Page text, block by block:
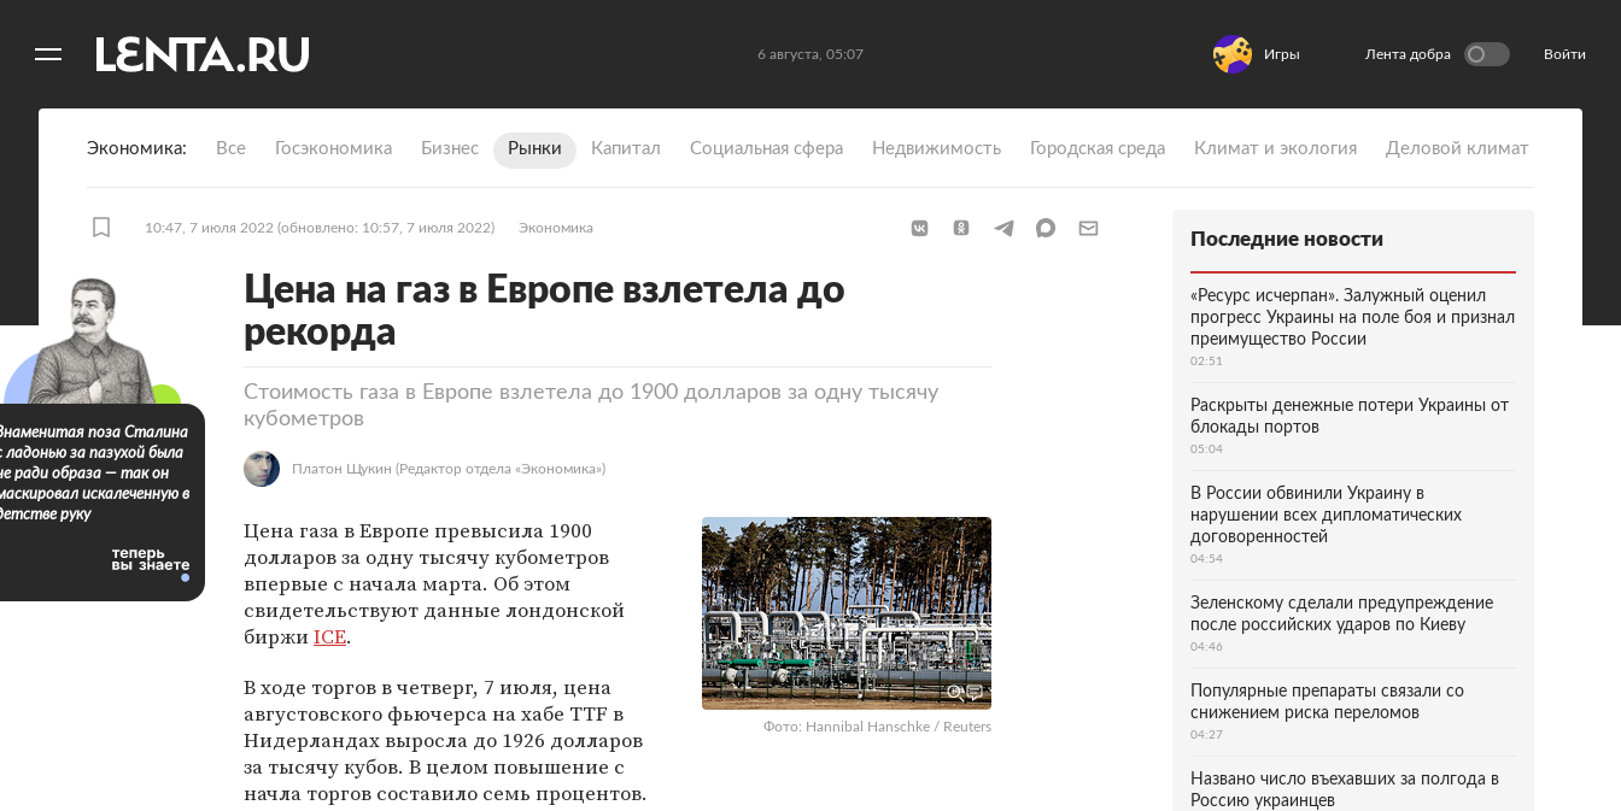
6 августа, 05:07 Игры Лента добра Войти
Экономика Все Госэкономика Бизнес Рынки Капитал Социальная сфера Недвижимость Городская среда Климат и экология Деловой климат
10:47, 7 июля 2022 (обновлено: 10:57, 7 июля 2022) Экономика
Цена на газ в Европе взлетела до
рекорда
Стоимость газа в Европе взлетела до 1900 долларов за одну тысячу
кубометров
Платон Щукин (Редактор отдела «Экономика»)
Фото: Hannibal Hanschke / Reuters
Цена газа в Европе превысила 1900
долларов за одну тысячу кубометров
впервые с начала марта. Об этом
свидетельствуют данные лондонской
биржиICE.
В ходе торгов в четверг, 7 июля, цена
августовского фьючерса на хабе TTF в
Нидерландах выросла до 1926 долларов
за тысячу кубов. В целом повышение с
начла торгов составило семь процентов.
поза Сталина
ладонью за пазухой была
ради образа — так он
искалеченную в
руку
Последние новости
«Ресурс исчерпан». Залужный оценил
прогресс Украины на поле боя и признал
преимущество России
02:51
Раскрыты денежные потери Украины от
блокады портов
05:04
В России обвинили Украину в
нарушении всех дипломатических
договоренностей
04:54
Зеленскому сделали предупреждение
после российских ударов по Киеву
04:46
Популярные препараты связали со
снижением риска переломов
04:27
Названо число въехавших за полгода в
Россию украинцев